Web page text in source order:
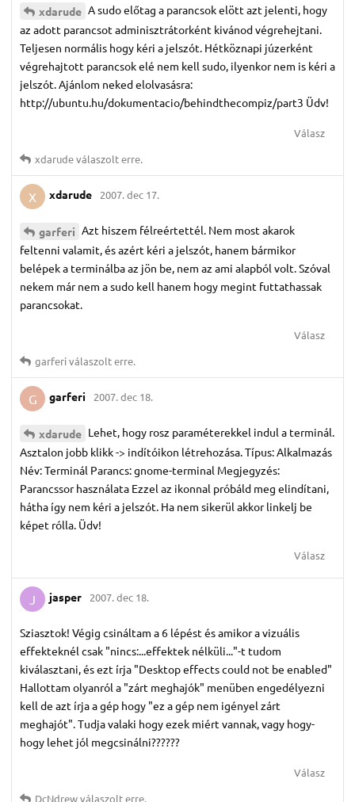
xdarude A sudo előtag a parancsok elött azt jelenti, hogy
az adott parancsot adminisztrátorként kivánod végrehejtani.
Teljesen normális hogy kéri a jelszót. Hétköznapi júzerként
végrehajtott parancsok elé nem kell sudo, ilyenkor nem is kéri a
jelszót. Ajánlom neked elolvasásra:
http://ubuntu.hu/dokumentacio/behindthecompiz/part3 Üdv!
Válasz
xdarudeválaszolt erre.
X xdarude 2007. dec 17.
garferi Azt hiszem félreértettél. Nem most akarok
feltenni valamit, és azért kéri a jelszót, hanem bármikor
belépek a terminálba az jön be, nem az ami alapból volt. Szóval
nekem már nem a sudo kell hanem hogy megint futtathassak
parancsokat.
Válasz
garferiválaszolt erre.
G garferi 2007. dec 18.
xdarude Lehet, hogy rosz paraméterekkel indul a terminál.
Asztalon jobb klikk -> indítóikon létrehozása. Típus: Alkalmazás
Név: Terminál Parancs: gnome-terminal Megjegyzés:
Parancssor használata Ezzel az ikonnal próbáld meg elindítani,
hátha így nem kéri a jelszót. Ha nem sikerül akkor linkelj be
képet rólla. Üdv!
Válasz
J jasper 2007. dec 18.
Sziasztok! Végig csináltam a 6 lépést és amikor a vizuális
effekteknél csak "nincs:...effektek nélküli..."-t tudom
kiválasztani, és ezt írja "Desktop effects could not be enabled"
Hallottam olyanról a "zárt meghajók" menüben engedélyezni
kell de azt írja a gép hogy "ez a gép nem igényel zárt
meghajót". Tudja valaki hogy ezek miért vannak, vagy hogy-
hogy lehet jól megcsinálni??????
Válasz
DcNdrewválaszolt erre.